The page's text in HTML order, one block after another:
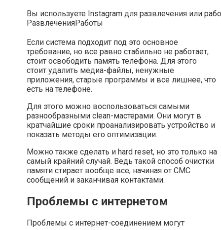
Вы используете Instagram для развлечения или
РазвлеченияРаботы
Если система подходит под это основное
требование, но все равно стабильно не работает,
стоит освободить память телефона. Для этого
стоит удалить медиа-файлы, ненужные
приложения, старые программы и все лишнее, что
есть на телефоне.
Для этого можно воспользоваться самыми
разнообразными clean-мастерами. Они могут в
кратчайшие сроки проанализировать устройство и
показать методы его оптимизации.
Можно также сделать и hard reset, но это только на
самый крайний случай. Ведь такой способ очистки
памяти стирает вообще все, начиная от СМС
сообщений и заканчивая контактами.
Проблемы с интернетом
Проблемы с интернет-соединением могут